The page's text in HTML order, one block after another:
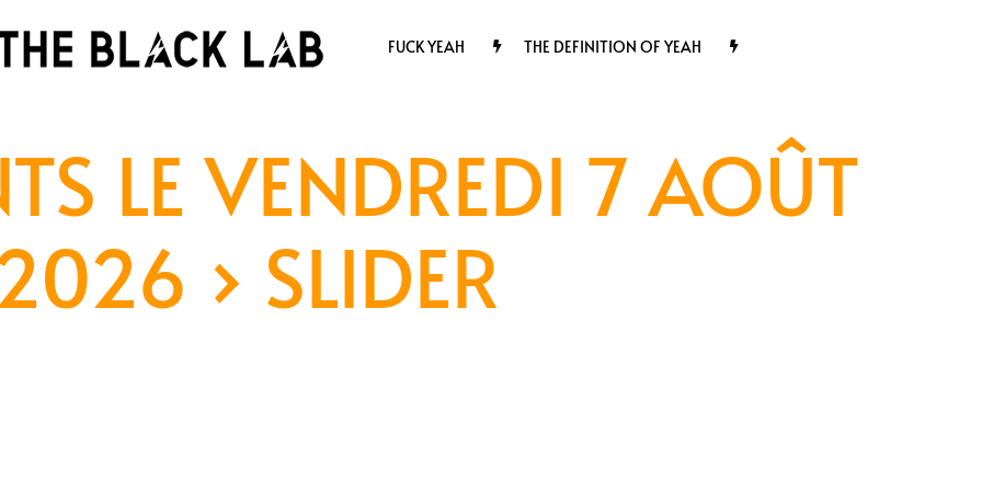
FUCK YEAH THE DEFINITION OF YEAH
LE VENDREDI 7 AOÛT
› SLIDER